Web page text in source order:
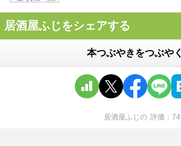
居酒屋ふじをシェアする
本つぶやきをつぶやく
居酒屋ふじの 評価 74